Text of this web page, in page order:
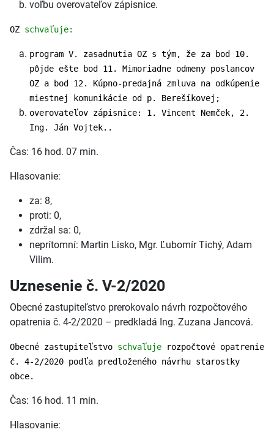
voľbu overovateľov zápisnice.
OZ schvaľuje:
program V. zasadnutia OZ s tým, že za bod 10.
pôjde ešte bod 11. Mimoriadne odmeny poslancov
OZ a bod 12. Kúpno-predajná zmluva na odkúpenie
miestnej komunikácie od p. Berešíkovej;
overovateľov zápisnice: 1. Vincent Nemček, 2.
Ing. Ján Vojtek..
Čas: 16 hod. 07 min.
Hlasovanie:
za: 8,
proti: 0,
zdržal sa: 0,
neprítomní: Martin Lisko, Mgr. Ľubomír Tichý, Adam
Vilim.
Uznesenie č. V-2/2020
Obecné zastupiteľstvo prerokovalo návrh rozpočtového
opatrenia č. 4-2/2020 – predkladá Ing. Zuzana Jancová.
Obecné zastupiteľstvo schvaľuje rozpočtové opatrenie
č. 4-2/2020 podľa predloženého návrhu starostky
obce.
Čas: 16 hod. 11 min.
Hlasovanie: